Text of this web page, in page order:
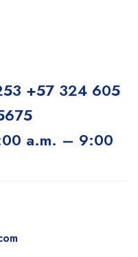
+57 324 605
a.m. – 9:00